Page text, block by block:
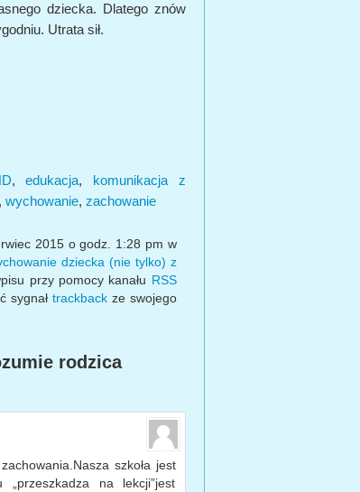
dziecka. Dlatego znów
Utrata sił.
,edukacja, komunikacja z
wychowanie, zachowanie
2015 o godz. 1:28 pm w
dziecka (nie tylko) z
przy pomocy kanału RSS
sygnał trackbackze swojego
rodzica
szkoła jest
na lekcji”jest